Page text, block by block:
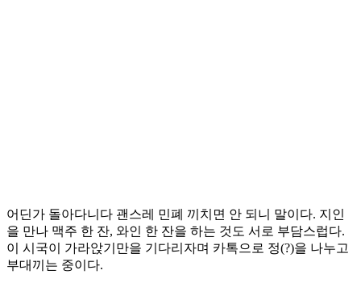
어딘가 돌아다니다 괜스레 민폐 끼치면 안 되니 말이다. 지인
을 만나 맥주 한 잔, 와인 한 잔을 하는 것도 서로 부담스럽다.
이 시국이 가라앉기만을 기다리자며 카톡으로 정(?)을 나누고
부대끼는 중이다.